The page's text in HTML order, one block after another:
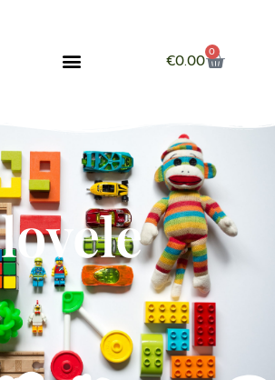
€0.00 0
lovele